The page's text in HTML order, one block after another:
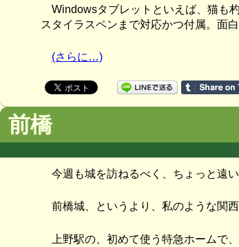
Windowsタブレットといえば、猫も
スタイラスペンまで対応かつ付属。面白
(さらに…)
前橋
今週も城を訪ねるべく、ちょっと遠
前橋城、というより、私のような関
上野駅の、初めて使う特急ホームで